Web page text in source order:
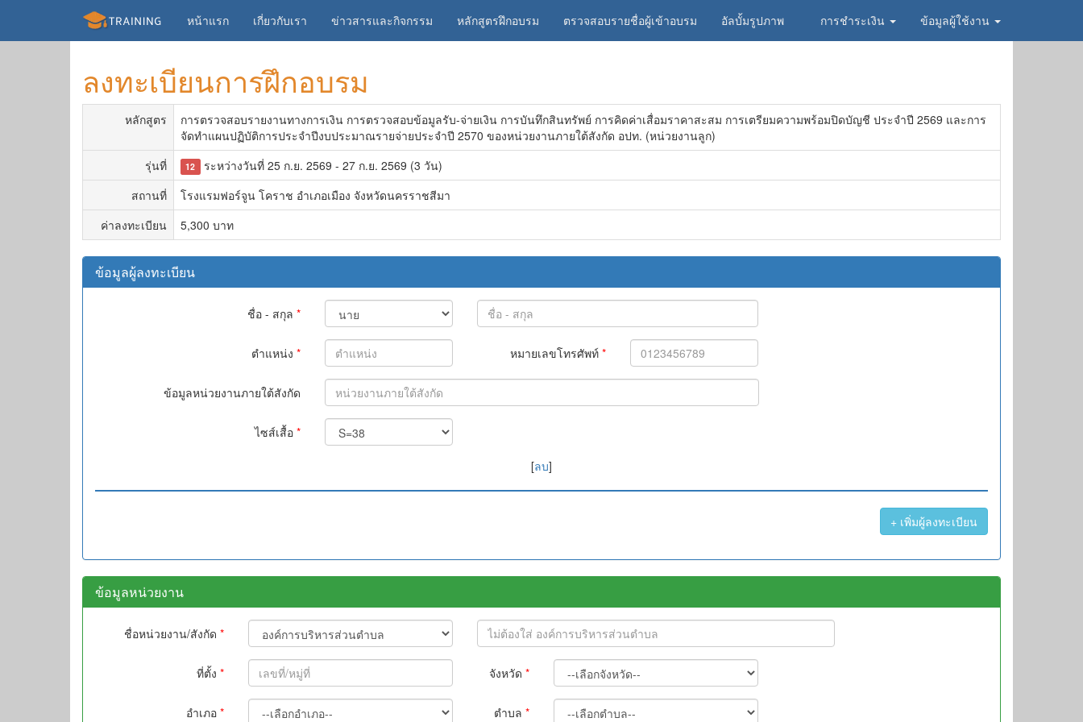
หน้าแรก เกี่ยวกับเรา ข่าวสารและกิจกรรม หลักสูตรฝึกอบรม ตรวจสอบรายชื่อผู้เข้าอบรม อัลบั้มรูปภาพ การชำระเงิน ข้อมูลผู้ใช้งาน
ลงทะเบียนการฝึกอบรม
หลักสูตร
การตรวจสอบรายงานทางการเงิน การตรวจสอบข้อมูลรับ-จ่ายเงิน การบันทึกสินทรัพย์ การคิดค่าเสื่อมราคาสะสม การเตรียมความพร้อมปิดบัญชี ประจำปี 2569 และการ
จัดทำแผนปฏิบัติการประจำปีงบประมาณรายจ่ายประจำปี 2570 ของหน่วยงานภายใต้สังกัด อปท. (หน่วยงานลูก)
รุ่นที่
12 ระหว่างวันที่ 25 ก.ย. 2569 - 27 ก.ย. 2569 (3 วัน)
สถานที่
โรงแรมฟอร์จูน โคราช อำเภอเมือง จังหวัดนครราชสีมา
ค่าลงทะเบียน
5,300 บาท
ข้อมูลผู้ลงทะเบียน
ชื่อ - สกุล *
ตำแหน่ง * หมายเลขโทรศัพท์ *
ข้อมูลหน่วยงานภายใต้สังกัด
ไซส์เสื้อ *
[ลบ]
+ เพิ่มผู้ลงทะเบียน
ข้อมูลหน่วยงาน
ชื่อหน่วยงาน/สังกัด *
ที่ตั้ง * จังหวัด *
อำเภอ * ตำบล *